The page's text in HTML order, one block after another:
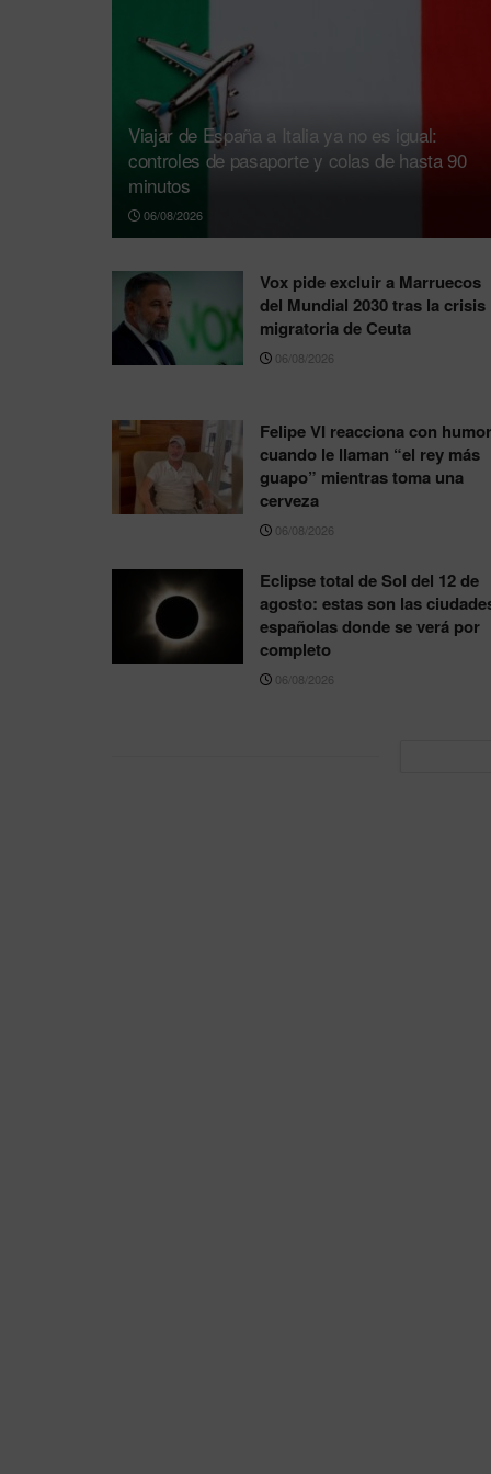
Viajar de España a Italia ya no es igual:
controles de pasaporte y colas de hasta 90
minutos
06/08/2026
Vox pide excluir a Marruecos
del Mundial 2030 tras la crisis
migratoria de Ceuta
06/08/2026
Felipe VI reacciona con humor
cuando le llaman “el rey más
guapo” mientras toma una
cerveza
06/08/2026
Eclipse total de Sol del 12 de
agosto: estas son las
españolas donde se verá por
completo
06/08/2026